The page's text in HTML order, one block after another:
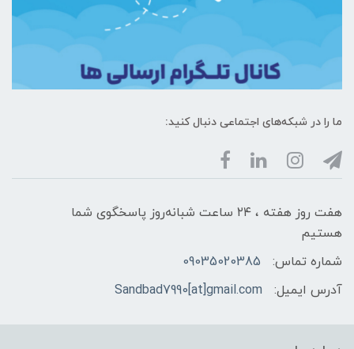
ما را در شبکه‌های اجتماعی دنبال کنید:
هفت روز هفته ، ۲۴ ساعت شبانه‌روز پاسخگوی شما
هستیم
شماره تماس:
09035020385
آدرس ایمیل:
Sandbad7990[at]gmail.com